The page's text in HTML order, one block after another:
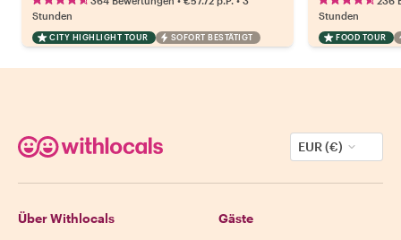
Stunden
CITY HIGHLIGHT TOUR SOFORT BESTÄTIGT
Stunden
FOOD TOUR
EUR (€)
Über Withlocals Gäste